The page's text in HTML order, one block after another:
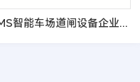
EyouCMS智能车场道闸设备企业网站模板